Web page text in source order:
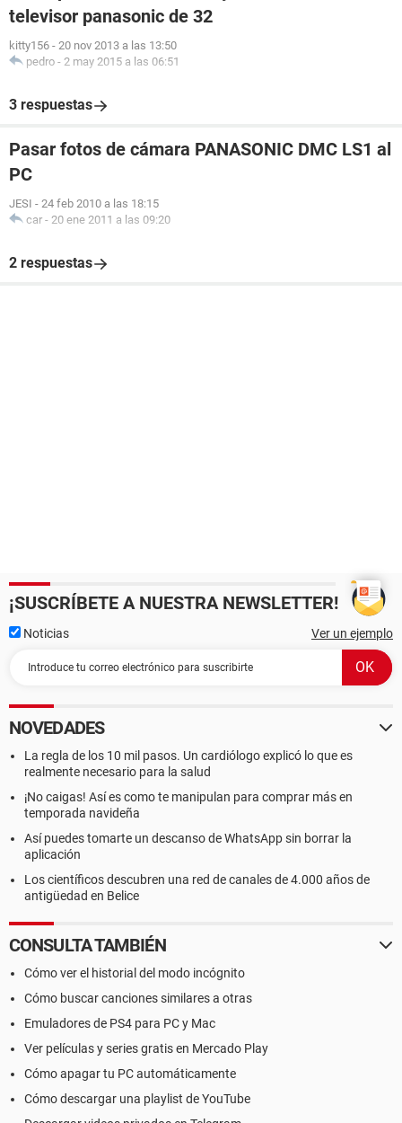
televisor panasonic de 32
kitty156 - 20 nov 2013 a las 13:50
pedro - 2 may 2015 a las 06:51
3 respuestas
Pasar fotos de cámara PANASONIC DMC LS1 al
PC
JESI - 24 feb 2010 a las 18:15
car - 20 ene 2011 a las 09:20
2 respuestas
¡SUSCRÍBETE A NUESTRA NEWSLETTER!
Noticias Ver un ejemplo
NOVEDADES
La regla de los 10 mil pasos. Un cardiólogo explicó lo que es
realmente necesario para la salud
¡No caigas! Así es como te manipulan para comprar más en
temporada navideña
Así puedes tomarte un descanso de WhatsApp sin borrar la
aplicación
Los científicos descubren una red de canales de 4.000 años de
antigüedad en Belice
CONSULTA TAMBIÉN
Cómo ver el historial del modo incógnito
Cómo buscar canciones similares a otras
Emuladores de PS4 para PC y Mac
Ver películas y series gratis en Mercado Play
Cómo apagar tu PC automáticamente
Cómo descargar una playlist de YouTube